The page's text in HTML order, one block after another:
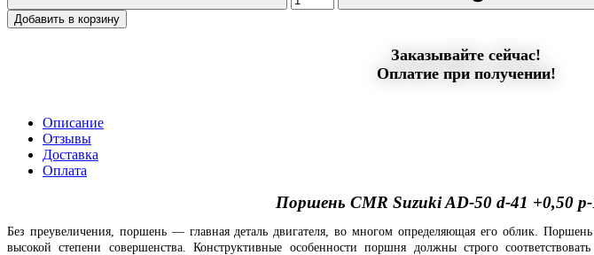
Добавить в корзину
Заказывайте сейчас!
Оплатие при получении!
Описание
Отзывы
Доставка
Оплата
Поршень CMR Suzuki AD-50 d-41 +0,50
Без преувеличения, поршень — главная деталь двигателя, во многом определяющая его облик.
высокой степени совершенства. Конструктивные особенности поршня должны строго